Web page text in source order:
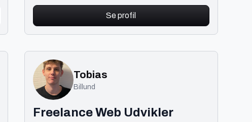
performance.
Se profil
Tobias
Billund
Freelance Web Udvikler